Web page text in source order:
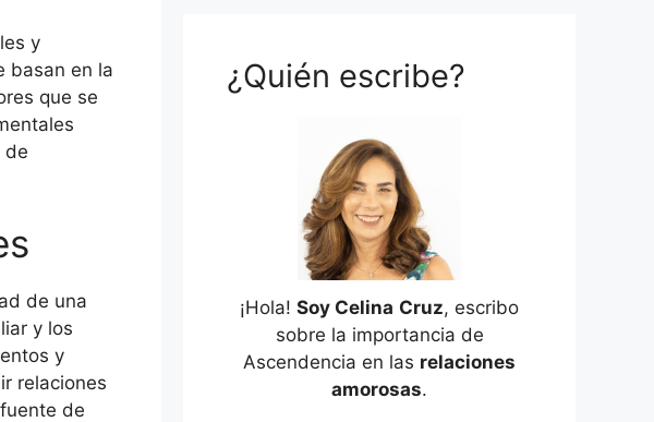
y
basan en la
que se
de
de una
y los
y
relaciones
de
¿Quién escribe?
¡Hola! Soy Celina Cruz, escribo
sobre la importancia de
Ascendencia en las relaciones
amorosas.